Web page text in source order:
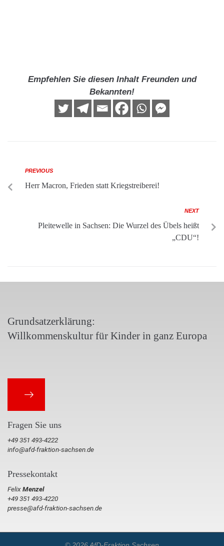
Empfehlen Sie diesen Inhalt Freunden und
Bekannten!
PREVIOUS
Herr Macron, Frieden statt Kriegstreiberei!
NEXT
Pleitewelle in Sachsen: Die Wurzel des Übels heißt
„CDU“!
Grundsatzerklärung:
Willkommenskultur für Kinder in ganz Europa
Fragen Sie uns
+49 351 493-4222
info@afd-fraktion-sachsen.de
Pressekontakt
FelixMenzel
+49 351 493-4220
presse@afd-fraktion-sachsen.de